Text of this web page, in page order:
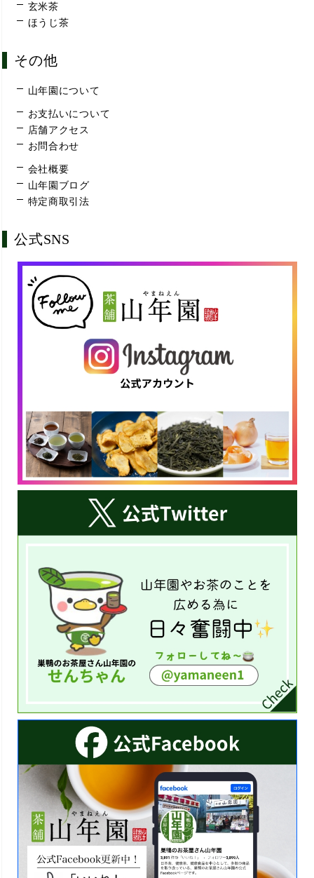
玄米茶
ほうじ茶
その他
山年園について
お支払いについて
店舗アクセス
お問合わせ
会社概要
山年園ブログ
特定商取引法
公式SNS